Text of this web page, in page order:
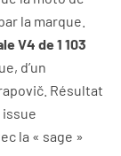
la marque.
V4 de 1 103
d’un
Résultat
la « sage »